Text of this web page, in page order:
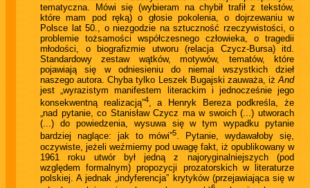
tematyczna. Mówi się (wybieram na chybił trafił z tekstów,
które mam pod ręką) o głosie pokolenia, o dojrzewaniu w
Polsce lat 50., o niezgodzie na sztuczność rzeczywistości, o
problemie tożsamości współczesnego człowieka, o tragedii
młodości, o biografizmie utworu (relacja Czycz-Bursa) itd.
Standardowy zestaw wątków, motywów, tematów, które
pojawiają się w odniesieniu do niemal wszystkich dzieł
naszego autora. Chyba tylko Leszek Bugajski zauważa, iż And
jest „wyrazistym manifestem literackim i jednocześnie jego
konsekwentną realizacją”4, a Henryk Bereza podkreśla, że
„nad pytanie, co Stanisław Czycz ma w swoich (...) utworach
(...) do powiedzenia, wysuwa się w tym wypadku pytanie
bardziej naglące: jak to mówi”5. Pytanie, wydawałoby się,
oczywiste, jeżeli weźmiemy pod uwagę fakt, iż opublikowany w
1961 roku utwór był jedną z najoryginalniejszych (pod
względem formalnym) propozycji prozatorskich w literaturze
polskiej. A jednak „indyferencja” krytyków (przejawiająca się w